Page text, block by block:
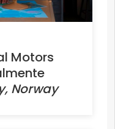
Motors
Norway